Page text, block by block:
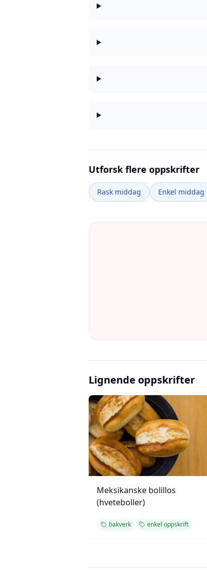
Utforsk flere oppskrifter
Rask middag Enkel middag
Lignende oppskrifter
Meksikanske bolillos
(hveteboller)
bakverk enkel oppskrift